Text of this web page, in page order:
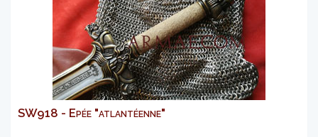
SW918 - Epée "atlantéenne"